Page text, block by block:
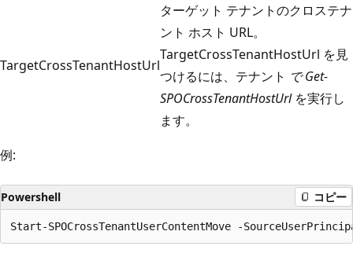
TargetCrossTenantHostUrl
ターゲット テナントのクロステナ
ント ホスト URL。
TargetCrossTenantHostUrl を見
つけるには、テナント で Get-
SPOCrossTenantHostUrlを実行し
ます。
例:
Powershell コピー